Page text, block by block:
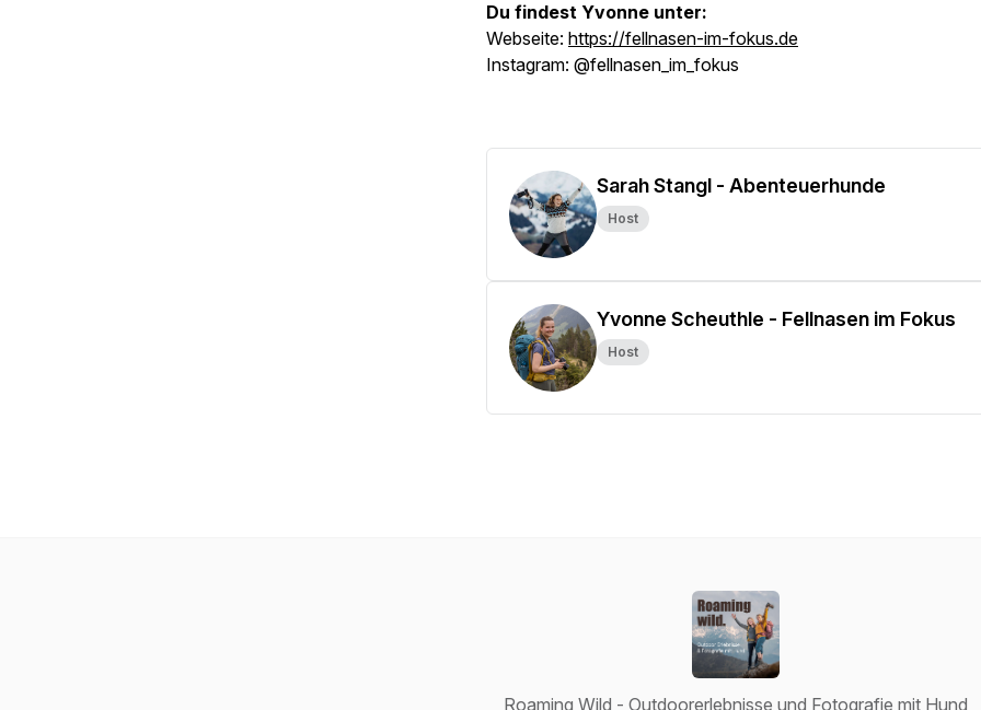
Du findest Yvonne unter:
Webseite: https://fellnasen-im-fokus.de
Instagram: @fellnasen_im_fokus
Sarah Stangl - Abenteuerhunde
Host
Yvonne Scheuthle - Fellnasen im Fokus
Host
Roaming Wild - Outdoorerlebnisse und Fotografie mit Hund